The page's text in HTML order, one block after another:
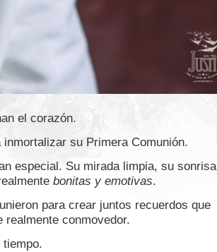
el corazón.
su Primera Comunión.
especial. Su mirada limpia, su sonrisa
bonitas y emotivas.
para crear juntos recuerdos que
conmovedor.